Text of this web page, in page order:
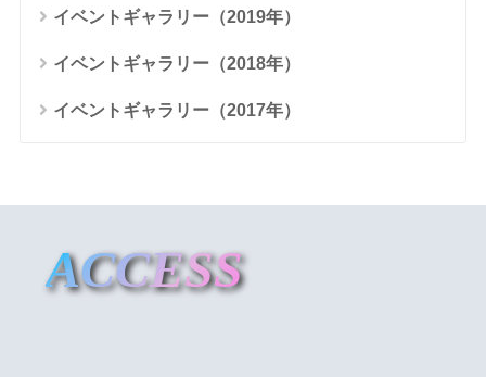
イベントギャラリー（2019年）
イベントギャラリー（2018年）
イベントギャラリー（2017年）
ACCESS